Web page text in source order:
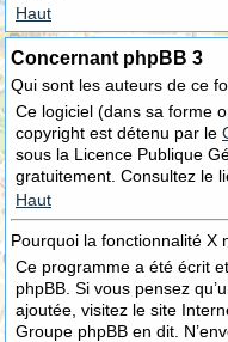
Haut
Concernant phpBB 3
Qui sont les auteurs de ce
Ce logiciel (dans sa forme
copyright est détenu par le
sous la Licence Publique
gratuitement. Consultez le
Haut
Pourquoi la fonctionnalité X
Ce programme a été écrit
phpBB. Si vous pensez
ajoutée, visitez le site
Groupe phpBB en dit.